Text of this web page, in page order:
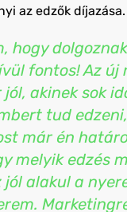
az edzők díjazása.
hogy
fontos! Az új
jól, akinek sok
tud
már én
melyik edzés
jól alakul a